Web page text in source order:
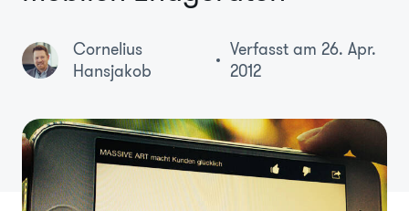
Branchen
Über Uns
Cornelius
Hansjakob
Verfasst am 26. Apr.
2012